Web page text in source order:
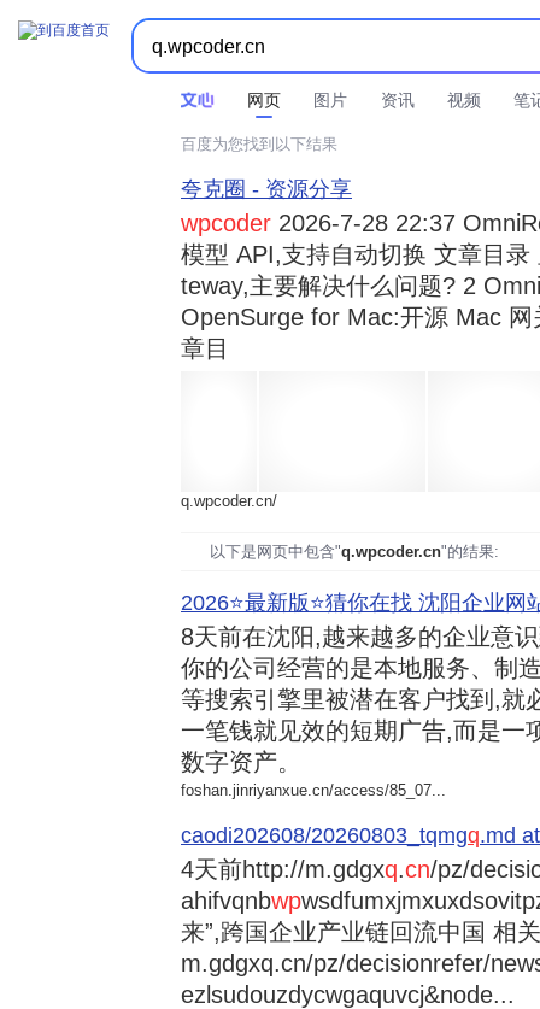
网页 图片 资讯 视频 笔
时间不限  所有网页和文件  站点内检索 
百度为您找到以下结果
夸克圈 - 资源分享
wpcoder 2026-7-28 22:37
模型 API,支持自动切换 文章目
teway,主要解决什么问题? 2
OpenSurge for Mac:开源 Mac
章目
q.wpcoder.cn/
以下是网页中包含"q.wpcoder.cn"的结果:
2026⭐️最新版⭐️猜你在找 沈阳企业网
8天前在沈阳,越来越多的企业意
你的公司经营的是本地服务、制
等搜索引擎里被潜在客户找到,就
一笔钱就见效的短期广告,而是一
数字资产。
foshan.jinriyanxue.cn/access/85_07...
caodi202608/20260803_tqmgq.md
4天前http://m.gdgxq.cn/pz/
ahifvqnbwp
来”,跨国企业产业链回流中国 相
m.gdgxq.cn/pz/decisionrefer/
ezlsudouzdycwgaquvcj&node...